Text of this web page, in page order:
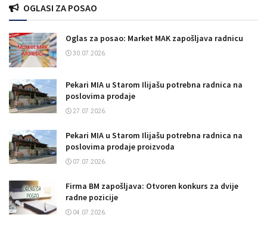
OGLASI ZA POSAO
Oglas za posao: Market MAK zapošljava radnicu
30.07.2026.
Pekari MIA u Starom Ilijašu potrebna radnica na
poslovima prodaje
27.07.2026.
Pekari MIA u Starom Ilijašu potrebna radnica na
poslovima prodaje proizvoda
07.07.2026.
Firma BM zapošljava: Otvoren konkurs za dvije
radne pozicije
04.07.2026.